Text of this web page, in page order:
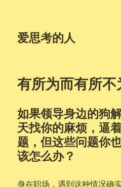
爱思考的人
有所为而有所不
如果领导身边的狗
天找你的麻烦，逼
题，但这些问题你
该怎么办？
身在职场，遇到这种情况确